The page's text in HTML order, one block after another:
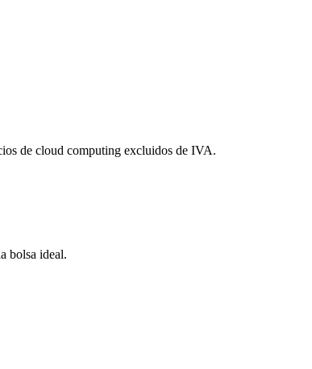
de cloud computing excluidos de IVA.
bolsa ideal.